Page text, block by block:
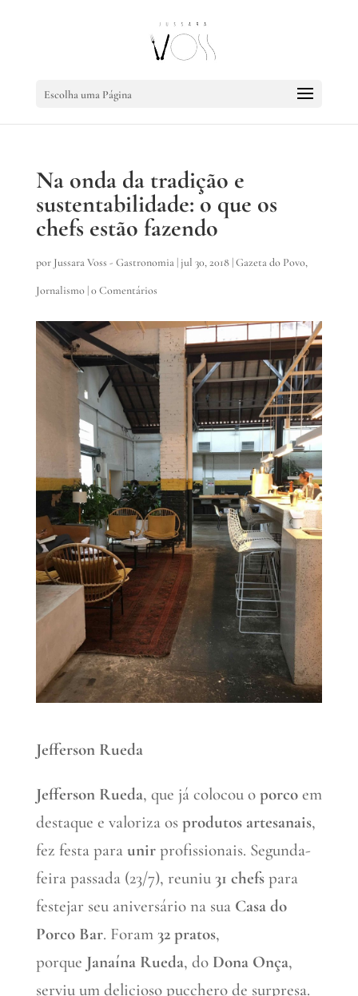
Escolha uma Página
Na onda da tradição e
sustentabilidade: o que os
chefs estão fazendo
por Jussara Voss - Gastronomia|jul 30, 2018|Gazeta do Povo,
Jornalismo|0 Comentários
Jefferson Rueda
Jefferson Rueda, que já colocou o porcoem
destaque e valoriza os produtos artesanais,
fez festa para unirprofissionais. Segunda-
feira passada (23/7), reuniu 31 chefspara
festejar seu aniversário na sua Casa do
Porco Bar. Foram 32 pratos,
porque Janaína Rueda, do Dona Onça,
serviu um delicioso pucchero de surpresa.